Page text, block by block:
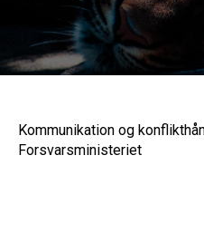
Kommunikation og
Forsvarsministeriet